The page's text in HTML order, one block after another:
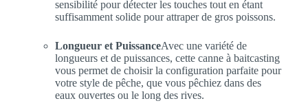
sensibilité pour détecter les touches tout en étant
suffisamment solide pour attraper de gros poissons.
Longueur et PuissanceAvec une variété de
longueurs et de puissances, cette canne à baitcasting
vous permet de choisir la configuration parfaite pour
votre style de pêche, que vous pêchiez dans des
eaux ouvertes ou le long des rives.